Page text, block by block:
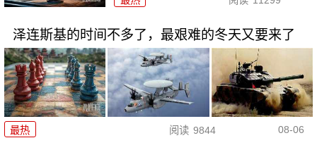
泽连斯基的时间不多了，最艰难的冬天又要来了
最热 阅读 9844 08-06